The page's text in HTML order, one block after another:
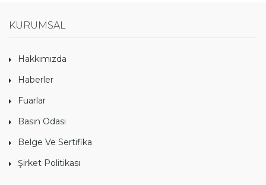
KURUMSAL
Hakkımızda
Haberler
Fuarlar
Basın Odası
Belge Ve Sertifika
Şirket Politikası